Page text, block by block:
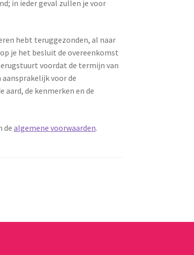
in ieder geval zullen je voor
hebt teruggezonden, al naar
je het besluit de overeenkomst
voordat de termijn van
voor de
aard, de kenmerken en de
dealgemene voorwaarden.